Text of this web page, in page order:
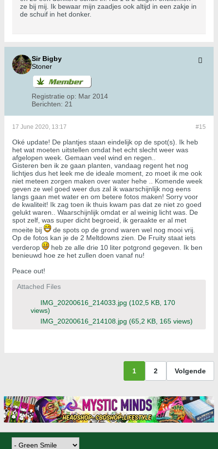
ze bij mij. Ik bewaar mijn zaadjes ook altijd in een zakje in
de schuif in het donker.
Sir Bigby
Stoner
Registratie op: Mar 2014
Berichten: 21
#15
17 June 2020, 13:17
Oké update! De plantjes staan eindelijk op de spot(s). Ik heb
het wat moeten uitstellen omdat het echt slecht weer was
afgelopen week. Gemaan veel wind en regen..
​​​​Gisteren ben ik ze gaan planten, vandaag regent het nog
lichtjes dus het leek me de ideale moment, zo moet ik me ook
niet meteen zorgen maken over water hehe .. Komende week
geven ze wel goed weer dus zal ik waarschijnlijk nog eens
langs gaan met water en om betere fotos maken! Sorry voor
de kwaliteit! Ik zag toen ik thuis kwam pas dat ze niet zo goed
gelukt waren.. Waarschijnlijk omdat er al weinig licht was. De
spot zelf, was super dicht begroeid, ik geraakte er al met
moeite bij
de spots op de grond waren wel nog mooi vrij.
Op de fotos kan je de 2 Meltdowns zien. De Fruity staat iets
verderop
heb ze alle drie 10 liter potgrond gegeven. Ik ben
benieuwd hoe ze het zullen doen vanaf nu!
Peace out!
Attached Files
IMG_20200616_214033.jpg (102,5 KB, 170
views)
IMG_20200616_214108.jpg (65,2 KB, 165 views)
1 2 Volgende